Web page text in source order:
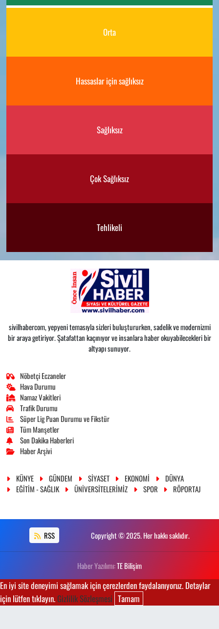
Orta
Hassaslar için sağlıksız
Sağlıksız
Çok Sağlıksız
Tehlikeli
sivilhabercom, yepyeni temasıyla sizleri buluştururken, sadelik ve modernizmi
bir araya getiriyor. Şatafattan kaçınıyor ve insanlara haber okuyabilecekleri bir
altyapı sunuyor.
Nöbetçi Eczaneler
Hava Durumu
Namaz Vakitleri
Trafik Durumu
Süper Lig Puan Durumu ve Fikstür
Tüm Manşetler
Son Dakika Haberleri
Haber Arşivi
KÜNYE GÜNDEM SİYASET EKONOMİ
DÜNYA
EĞİTİM - SAĞLIK
ÜNİVERSİTELERİMİZ SPOR RÖPORTAJ
RSS Copyright © 2025. Her hakkı saklıdır.
Haber Yazılımı:TE Bilişim
En iyi site deneyimi sağlamak için çerezlerden faydalanıyoruz. Detaylar
için lütfen tıklayın.Gizlilik Sözleşmesi Tamam